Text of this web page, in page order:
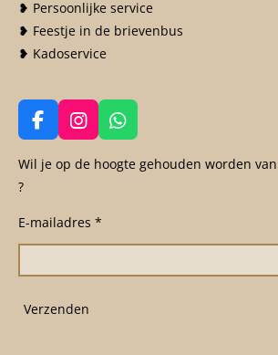
❥ Persoonlijke service
❥ Feestje in de brievenbus
❥ Kadoservice
F
a
c
o
o
I
n
s
g
r
m
W
h
a
p
Wil je op de hoogte gehouden worden
?
E-mailadres *
Verzenden